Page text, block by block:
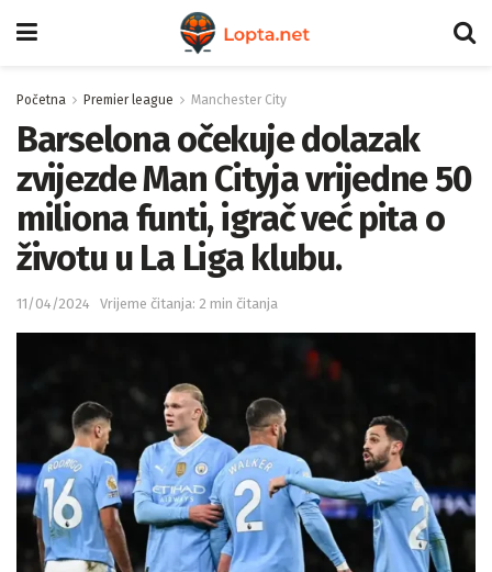
Početna Premier league Manchester City
Barselona očekuje dolazak
zvijezde Man Cityja vrijedne 50
miliona funti, igrač već pita o
životu u La Liga klubu.
11/04/2024 Vrijeme čitanja: 2 min čitanja